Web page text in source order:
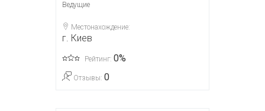
Ведущие
Местонахождение:
г. Киев
Рейтинг: 0%
Отзывы: 0